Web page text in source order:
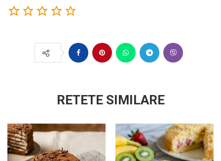
RETETE SIMILARE